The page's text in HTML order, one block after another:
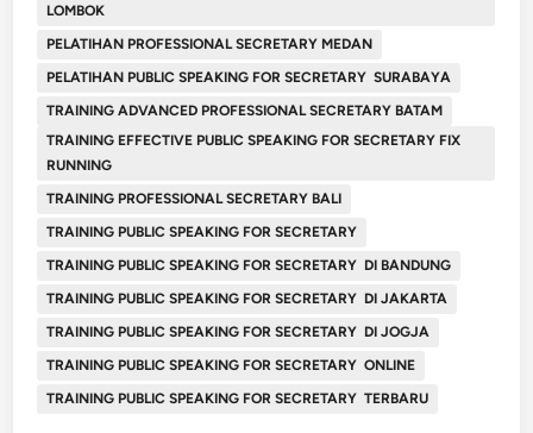
LOMBOK
PELATIHAN PROFESSIONAL SECRETARY MEDAN
PELATIHAN PUBLIC SPEAKING FOR SECRETARY SURABAYA
TRAINING ADVANCED PROFESSIONAL SECRETARY BATAM
TRAINING EFFECTIVE PUBLIC SPEAKING FOR SECRETARY FIX
RUNNING
TRAINING PROFESSIONAL SECRETARY BALI
TRAINING PUBLIC SPEAKING FOR SECRETARY
TRAINING PUBLIC SPEAKING FOR SECRETARY DI BANDUNG
TRAINING PUBLIC SPEAKING FOR SECRETARY DI JAKARTA
TRAINING PUBLIC SPEAKING FOR SECRETARY DI JOGJA
TRAINING PUBLIC SPEAKING FOR SECRETARY ONLINE
TRAINING PUBLIC SPEAKING FOR SECRETARY TERBARU